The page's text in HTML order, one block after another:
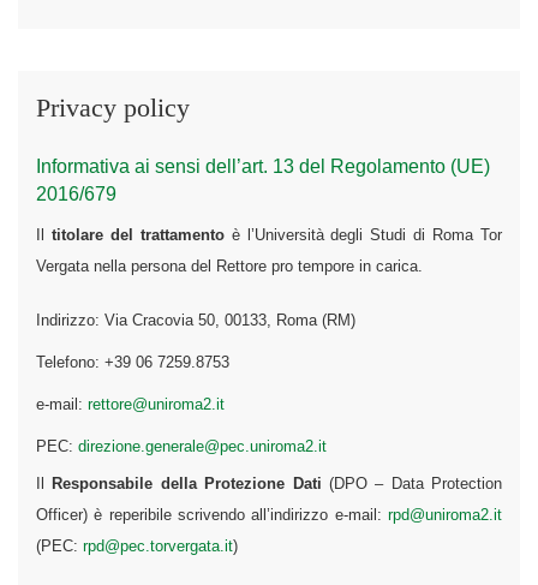
Privacy policy
Informativa ai sensi dell’art. 13 del Regolamento (UE)
2016/679
titolare del trattamentoè l’Università degli Studi di Roma Tor
Vergata nella persona del Rettore pro tempore in carica.
Indirizzo: Via Cracovia 50, 00133, Roma (RM)
Telefono: +39 06 7259.8753
e-mail: rettore@uniroma2.it
PEC: direzione.generale@pec.uniroma2.it
Responsabile della Protezione Dati (DPO – Data Protection
Officer) è reperibile scrivendo all’indirizzo e-mail: rpd@uniroma2.it
(PEC: rpd@pec.torvergata.it)